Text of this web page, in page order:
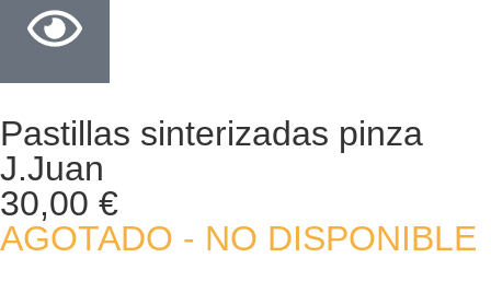
Pastillas sinterizadas pinza
J.Juan
30,00 €
AGOTADO - NO DISPONIBLE